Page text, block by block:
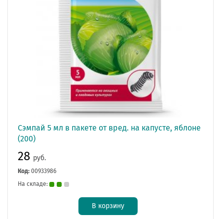
Сэмпай 5 мл в пакете от вред. на капусте, яблоне
(200)
28 руб.
Код: 00933986
На складе:
В корзину